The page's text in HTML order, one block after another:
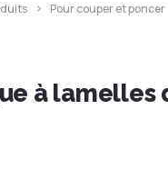
Pour couper et poncer
à lamelles